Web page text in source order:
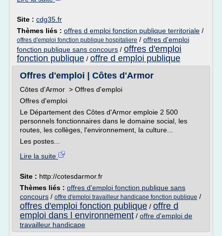
Site : cdg35.fr
Thèmes liés : offres d emploi fonction publique territoriale /
offres d'emploi fonction publique hospitaliere / offres d'emploi
fonction publique sans concours / offres d'emploi
fonction publique / offre d emploi publique
Offres d'emploi | Côtes d'Armor
Côtes d'Armor > Offres d'emploi
Offres d'emploi
Le Département des Côtes d'Armor emploie 2 500
personnels fonctionnaires dans le domaine social, les
routes, les collèges, l'environnement, la culture...
Les postes...
Lire la suite
Site : http://cotesdarmor.fr
Thèmes liés : offres d'emploi fonction publique sans
concours / offre d'emploi travailleur handicape fonction publique /
offres d'emploi fonction publique / offre d
emploi dans l environnement / offre d'emploi de
travailleur handicape